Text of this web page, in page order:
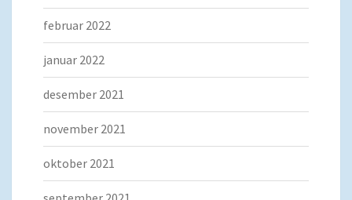
februar 2022
januar 2022
desember 2021
november 2021
oktober 2021